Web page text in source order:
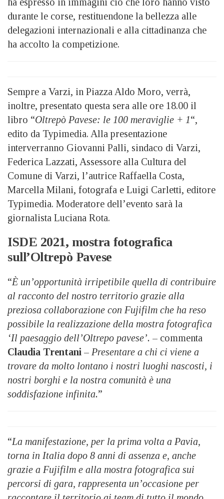
durante le corse, restituendone la bellezza alle
delegazioni internazionali e alla cittadinanza che
ha accolto la competizione.
Sempre a Varzi, in Piazza Aldo Moro, verrà,
inoltre, presentato questa sera alle ore 18.00 il
libro “Oltrepò Pavese: le 100 meraviglie + 1“,
edito da Typimedia. Alla presentazione
interverranno Giovanni Palli, sindaco di Varzi,
Federica Lazzati, Assessore alla Cultura del
Comune di Varzi, l’autrice Raffaella Costa,
Marcella Milani, fotografa e Luigi Carletti, editore
Typimedia. Moderatore dell’evento sarà la
giornalista Luciana Rota.
ISDE 2021, mostra fotografica
sull’Oltrepò Pavese
“È un’opportunità irripetibile quella di contribuire
al racconto del nostro territorio grazie alla
preziosa collaborazione con Fujifilm che ha reso
possibile la realizzazione della mostra fotografica
‘Il paesaggio dell’Oltrepo pavese’. – commenta
Claudia Trentani – Presentare a chi ci viene a
trovare da molto lontano i nostri luoghi nascosti, i
nostri borghi e la nostra comunità è una
soddisfazione infinita.”
“La manifestazione, per la prima volta a Pavia,
torna in Italia dopo 8 anni di assenza e, anche
grazie a Fujifilm e alla mostra fotografica sui
percorsi di gara, rappresenta un’occasione per